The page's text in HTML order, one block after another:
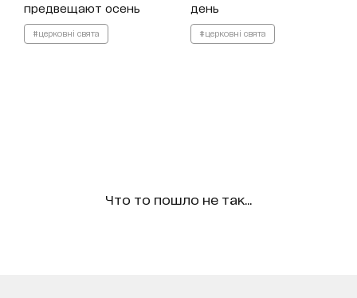
предвещают осень
#церковні свята
день
#церковні свята
Что то пошло не так...